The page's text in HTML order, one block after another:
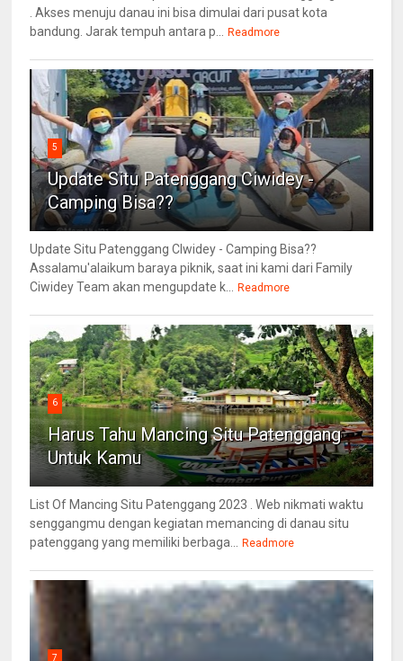
. Akses menuju danau ini bisa dimulai dari pusat kota
bandung. Jarak tempuh antara p...
Readmore
5
Update Situ Patenggang Ciwidey -
Camping Bisa??
Update Situ Patenggang CIwidey - Camping Bisa??
Assalamu'alaikum baraya piknik, saat ini kami dari Family
Ciwidey Team akan mengupdate k...
Readmore
6
Harus Tahu Mancing Situ Patenggang
Untuk Kamu
List Of Mancing Situ Patenggang 2023 . Web nikmati waktu
senggangmu dengan kegiatan memancing di danau situ
patenggang yang memiliki berbaga...
Readmore
7